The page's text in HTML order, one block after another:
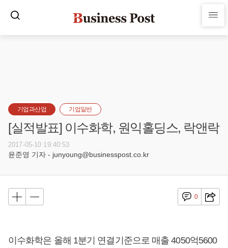
기업과산업 기업일반
[실적발표] 이수화학, 원익홀딩스, 락앤락
2017-05-10 19:40:53
윤준영 기자 - junyoung@businesspost.co.kr
0
이수화학은 올해 1분기 연결기준으로 매출 4050억5600